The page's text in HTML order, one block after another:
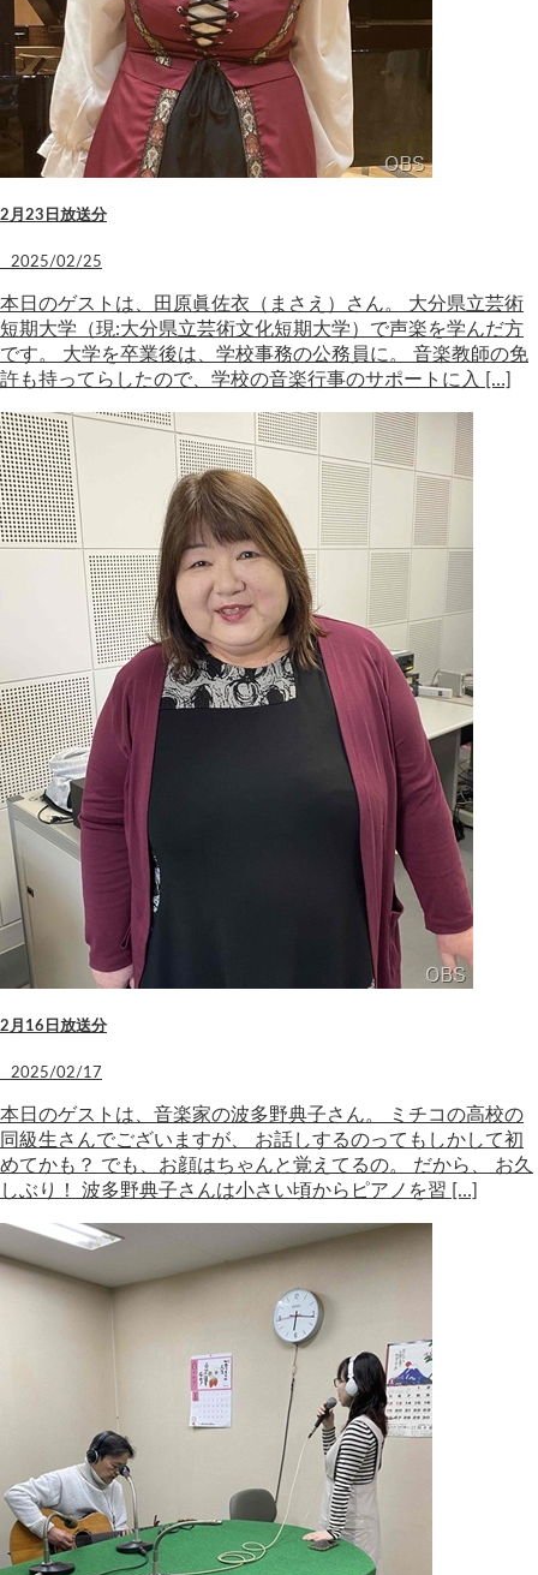
2月23日放送分
2025/02/25
本日のゲストは、田原眞佐衣（まさえ）さん。 大分県立芸術
短期大学（現:大分県立芸術文化短期大学）で声楽を学んだ方
です。 大学を卒業後は、学校事務の公務員に。 音楽教師の免
許も持ってらしたので、学校の音楽行事のサポートに入 […]
2月16日放送分
2025/02/17
本日のゲストは、音楽家の波多野典子さん。 ミチコの高校の
同級生さんでございますが、 お話しするのってもしかして初
めてかも？ でも、お顔はちゃんと覚えてるの。 だから、 お久
しぶり！ 波多野典子さんは小さい頃からピアノを習 […]